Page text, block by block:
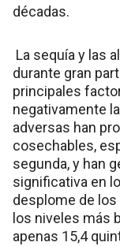
décadas.
La sequía y las
durante gran
principales
negativamente
adversas han
cosechables,
segunda, y han
significativa en
desplome de los
los niveles más
apenas 15,4